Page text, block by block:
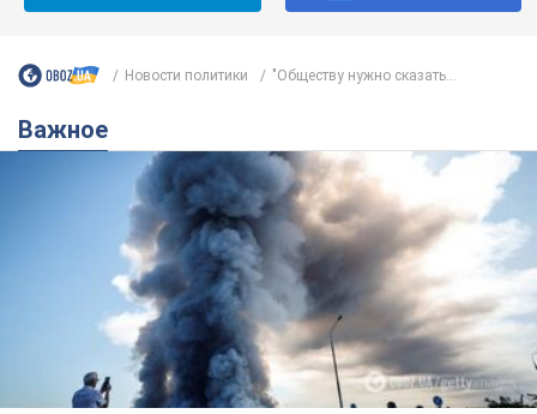
предположил, чем закончится "война складов"
темноту, спрогнозировал военный эксперт
5.08.2026 16:00 61,1 т.
Банки "готовятся" к новому курсу
доллара: украинцам рассказали,
чего ожидать
Каким будет курс валюты в обменниках
120,5 т.